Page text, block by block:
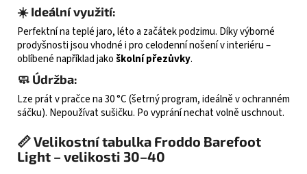
☀️ Ideální využití:
Perfektní na teplé jaro, léto a začátek podzimu. Díky výborné
prodyšnosti jsou vhodné i pro celodenní nošení v interiéru –
oblíbené například jakoškolní přezůvky.
🧼 Údržba:
Lze prát v pračce na 30 °C (šetrný program, ideálně v ochranném
sáčku). Nepoužívat sušičku. Po vyprání nechat volně uschnout.
📏 Velikostní tabulka Froddo Barefoot
Light – velikosti 30–40